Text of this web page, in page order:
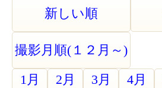
新しい順
撮影月順(１２月～)
1月
2月 3月 4月